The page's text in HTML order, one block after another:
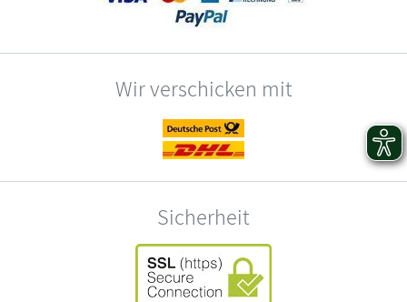
Wir verschicken mit
Sicherheit